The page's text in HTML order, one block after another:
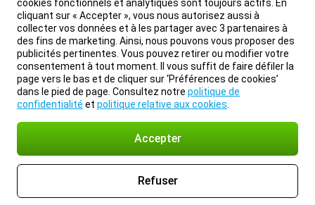
cookies fonctionnels et analytiques sont toujours actifs. En
cliquant sur « Accepter », vous nous autorisez aussi à
collecter vos données et à les partager avec 3 partenaires à
des fins de marketing. Ainsi, nous pouvons vous proposer des
publicités pertinentes. Vous pouvez retirer ou modifier votre
consentement à tout moment. Il vous suffit de faire défiler la
page vers le bas et de cliquer sur ‘Préférences de cookies’
dans le pied de page. Consultez notre politique de
confidentialité et politique relative aux cookies
Accepter
Refuser